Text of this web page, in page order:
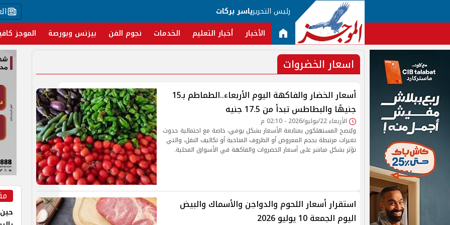
رئيس التحريرياسر بركات
الأخبار أخبار التعليم الخدمات نجوم الفن بيزنس وبورصة الموجز
اسعار الخضروات
أسعار الخضار والفاكهة اليوم الأربعاء..الطماطم بـ15
جنيهًا والبطاطس تبدأ من 17.5 جنيه
الأربعاء 22/يوليو/2026 - 02:10 م
ويُنصح المستهلكون بمتابعة الأسعار بشكل يومي، خاصة مع احتمالية حدوث
تغيرات مرتبطة بحجم المعروض أو الظروف المناخية أو تكاليف النقل، والتي
تؤثر بشكل مباشر على أسعار الخضروات والفاكهة في الأسواق المحلية.
استقرار أسعار اللحوم والدواجن والأسماك والبيض
اليوم الجمعة 10 يوليو 2026